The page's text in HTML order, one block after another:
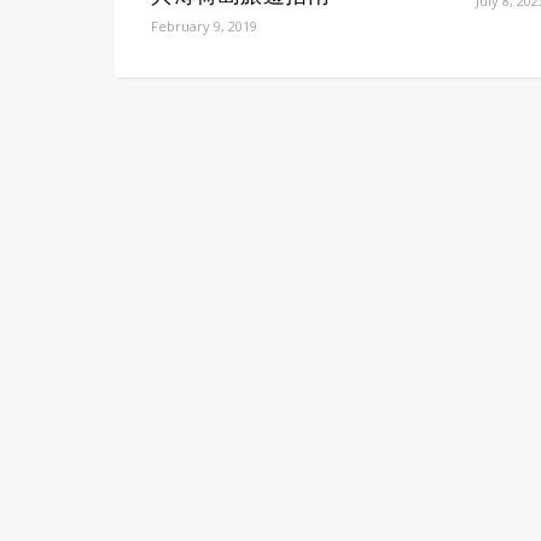
February 9, 2019